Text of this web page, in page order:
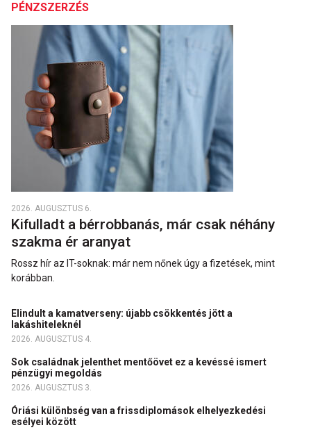
PÉNZSZERZÉS
2026. AUGUSZTUS 6.
Kifulladt a bérrobbanás, már csak néhány
szakma ér aranyat
Rossz hír az IT-soknak: már nem nőnek úgy a fizetések, mint
korábban.
Elindult a kamatverseny: újabb csökkentés jött a
lakáshiteleknél
2026. AUGUSZTUS 4.
Sok családnak jelenthet mentőövet ez a kevéssé ismert
pénzügyi megoldás
2026. AUGUSZTUS 3.
Óriási különbség van a frissdiplomások elhelyezkedési
esélyei között